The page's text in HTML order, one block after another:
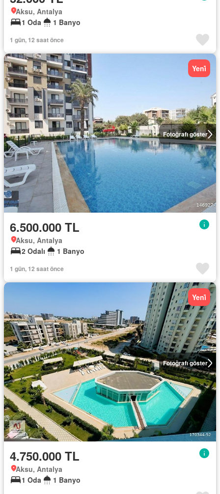
Aksu, Antalya
1 Oda
1 Banyo
1 gün, 12 saat önce
Fotoğrafı göster
Yeni̇
6.500.000 TL
Aksu, Antalya
2 Odalı
1 Banyo
1 gün, 12 saat önce
Fotoğrafı göster
Yeni̇
4.750.000 TL
Aksu, Antalya
1 Oda
1 Banyo